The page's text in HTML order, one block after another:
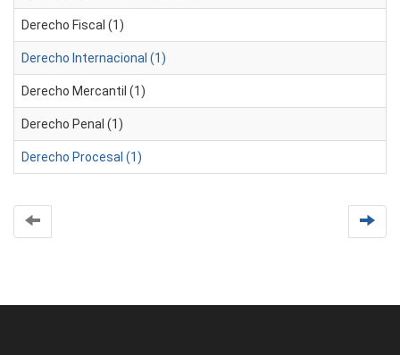
Derecho Fiscal (1)
Derecho Internacional (1)
Derecho Mercantil (1)
Derecho Penal (1)
Derecho Procesal (1)